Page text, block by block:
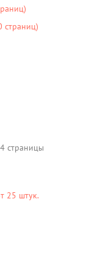
страницы
25 штук.